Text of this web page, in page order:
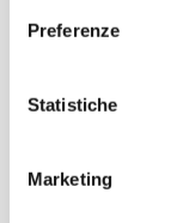
Preferenze
Statistiche
Marketing